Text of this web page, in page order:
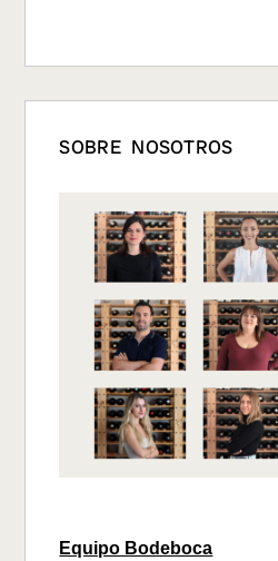
SOBRE NOSOTROS
Equipo Bodeboca